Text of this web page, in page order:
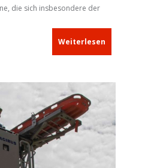
die sich insbesondere der
und Jugendarbeit, widmen,
über 1000,– Euro in Empfang
Weiterlesen